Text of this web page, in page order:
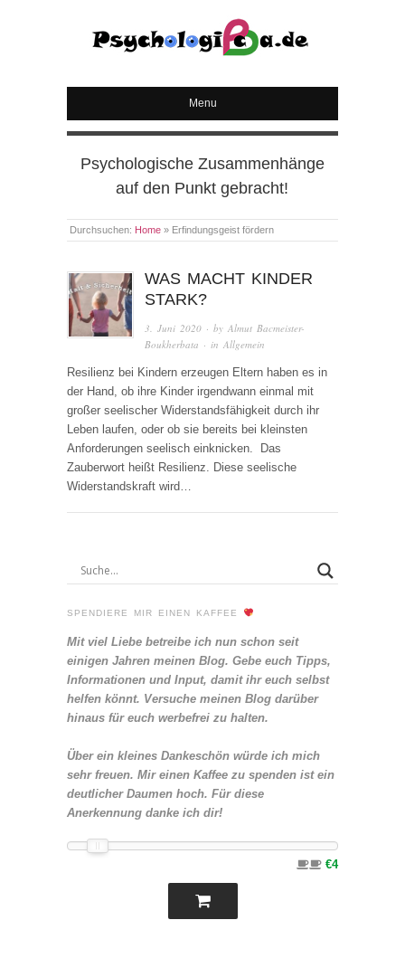
PSYCHOLOGICA
Menu
Psychologische Zusammenhänge
auf den Punkt gebracht!
Durchsuchen: Home » Erfindungsgeist fördern
WAS MACHT KINDER
STARK?
3. Juni 2020 · byAlmut Bacmeister-
Boukherbata · inAllgemein
Resilienz bei Kindern erzeugen Eltern haben es in
der Hand, ob ihre Kinder irgendwann einmal mit
großer seelischer Widerstandsfähigkeit durch ihr
Leben laufen, oder ob sie bereits bei kleinsten
Anforderungen seelisch einknicken. Das
Zauberwort heißt Resilienz. Diese seelische
Widerstandskraft wird…
SPENDIERE MIR EINEN KAFFEE
Mit viel Liebe betreibe ich nun schon seit
einigen Jahren meinen Blog. Gebe euch Tipps,
Informationen und Input, damit ihr euch selbst
helfen könnt. Versuche meinen Blog darüber
hinaus für euch werbefrei zu halten.
Über ein kleines Dankeschön würde ich mich
sehr freuen. Mir einen Kaffee zu spenden ist ein
deutlicher Daumen hoch. Für diese
Anerkennung danke ich dir!
€4